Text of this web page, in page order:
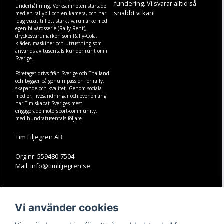
underhållning. Verksamheten startade
med en rallybil och en kamera, och har
idag vuxit till ett starkt varumärke med
egen bilvårdsserie (Rally-Rent),
dryckesvarumärken som Rally-Cola,
kläder, maskineroch utrustning som
används av tusentals kunder runt om i
Sverige.
Företaget drivs från Sverige och Thailand
och bygger på genuin passion för rally,
skapande och kvalitet. Genom sociala
medier, livesändningar och evenemang
har Tim skapat Sveriges mest
engagerade motorsport-community,
med hundratusentals följare.
Tim Liljegren AB
Org.nr: 559480-7504
Mail: info@timliljegren.se
fundering. Vi svarar alltid så
snabbt vi kan!
Köpvillkor
Vi använder cookies